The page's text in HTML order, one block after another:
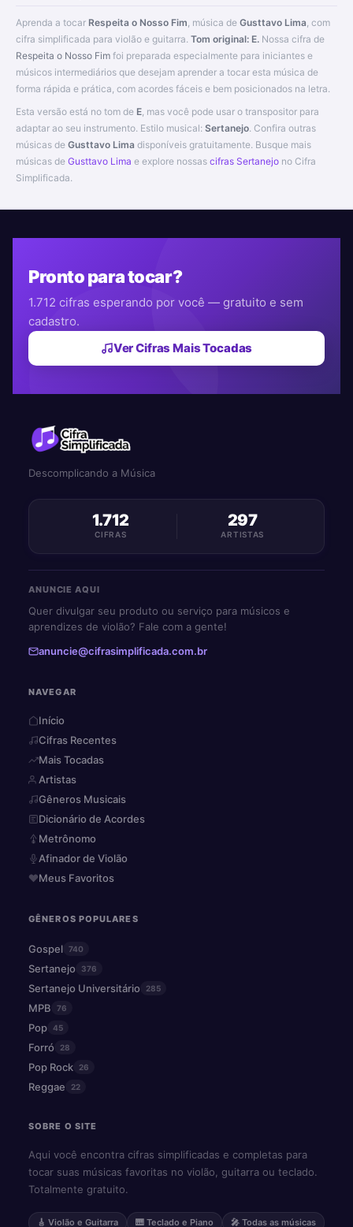
Aprenda a tocar Respeita o Nosso Fim , música de Gusttavo Lima , com
cifra simplificada para violão e guitarra. Tom original: E. Nossa cifra de
Respeita o Nosso Fim foi preparada especialmente para iniciantes e
músicos intermediários que desejam aprender a tocar esta música de
forma rápida e prática, com acordes fáceis e bem posicionados na letra.
Esta versão está no tom de E , mas você pode usar o transpositor para
adaptar ao seu instrumento. Estilo musical: Sertanejo. Confira outras
músicas de Gusttavo Lima disponíveis gratuitamente. Busque mais
músicas de Gusttavo Lima e explore nossas cifras Sertanejo no Cifra
Simplificada.
Pronto para tocar?
1.712 cifras esperando por você — gratuito e sem
cadastro.
Ver Cifras Mais Tocadas
Descomplicando a Música
1.712
CIFRAS
297
ARTISTAS
ANUNCIE AQUI
Quer divulgar seu produto ou serviço para músicos e
aprendizes de violão? Fale com a gente!
anuncie@cifrasimplificada.com.br
NAVEGAR
Início
Cifras Recentes
Mais Tocadas
Artistas
Gêneros Musicais
Dicionário de Acordes
Metrônomo
Afinador de Violão
Meus Favoritos
GÊNEROS POPULARES
Gospel 740
Sertanejo 376
Sertanejo Universitário 285
MPB 76
Pop 45
Forró 28
Pop Rock 26
Reggae 22
SOBRE O SITE
Aqui você encontra cifras simplificadas e completas para
tocar suas músicas favoritas no violão, guitarra ou teclado.
Totalmente gratuito.
🎸 Violão e Guitarra 🎹 Teclado e Piano 🎤 Todas as músicas